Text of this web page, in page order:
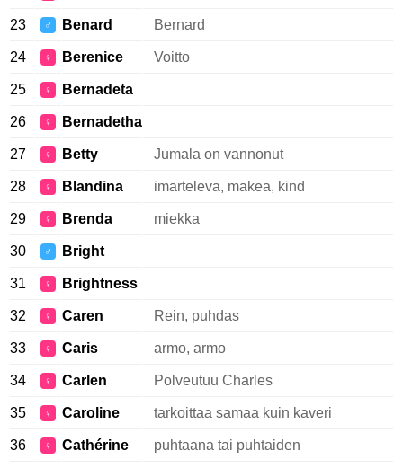
23 ♂ Benard Bernard
24 ♀ Berenice Voitto
25 ♀ Bernadeta
26 ♀ Bernadetha
27 ♀ Betty Jumala on vannonut
28 ♀ Blandina imarteleva, makea, kind
29 ♀ Brenda miekka
30 ♂ Bright
31 ♀ Brightness
32 ♀ Caren Rein, puhdas
33 ♀ Caris armo, armo
34 ♀ Carlen Polveutuu Charles
35 ♀ Caroline tarkoittaa samaa kuin kaveri
36 ♀ Cathérine puhtaana tai puhtaiden